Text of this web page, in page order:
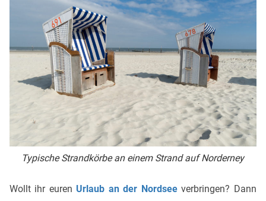
Typische Strandkörbe an einem Strand auf Norderney
Wollt ihr euren Urlaub an der Nordseeverbringen? Dann